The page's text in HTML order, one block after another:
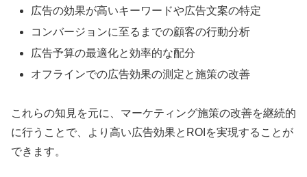
広告の効果が高いキーワードや広告文案の特定
コンバージョンに至るまでの顧客の行動分析
広告予算の最適化と効率的な配分
オフラインでの広告効果の測定と施策の改善
これらの知見を元に、マーケティング施策の改善を継続的
に行うことで、より高い広告効果とROIを実現することが
できます。